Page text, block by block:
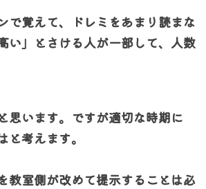
で覚えて、ドレミをあまり読まな
い」とさける人が一部して、人数
思います。ですが適切な時期に
考えます。
教室側が改めて提示することは必